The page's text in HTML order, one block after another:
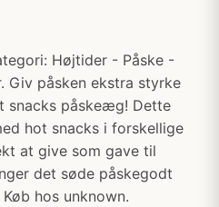
Højtider - Påske -
Giv påsken ekstra styrke
snacks påskeæg! Dette
hot snacks i forskellige
at give som gave til
det søde påskegodt
hos unknown.